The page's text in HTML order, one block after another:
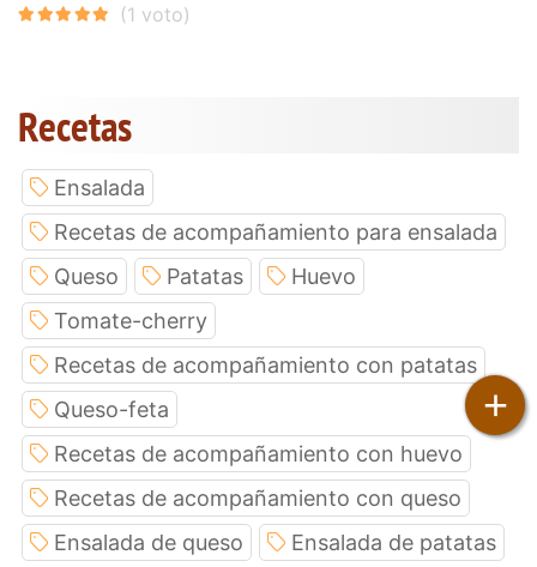
+
Recetas
Ensalada
Recetas de acompañamiento para ensalada
Queso
Patatas
Huevo
Tomate-cherry
Recetas de acompañamiento con patatas
Queso-feta
Recetas de acompañamiento con huevo
Recetas de acompañamiento con queso
Ensalada de queso
Ensalada de patatas